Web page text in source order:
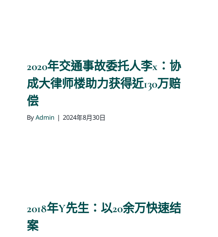
2020年交通事故委托人李x：协
成大律师楼助力获得近130万赔
偿
ByAdmin | 2024年8月30日
2018年Y先生：以20余万快速结
案